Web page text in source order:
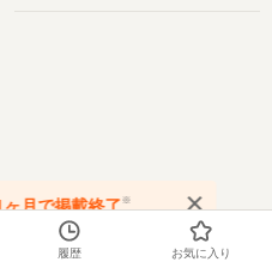
月で掲載終了※
合わせください
履歴 お気に入り